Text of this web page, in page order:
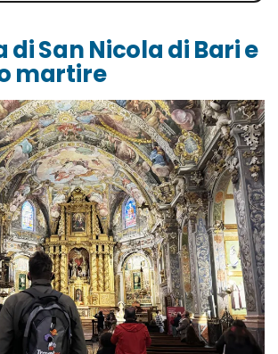
di San Nicola di Bari e
martire